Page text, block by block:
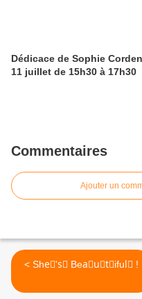
Dédicace de Sophie
11 juillet de 15h30 à 17h30
Commentaires
Ajouter un
< Sheُ'sِ Beaٌuًtٍifulّ !